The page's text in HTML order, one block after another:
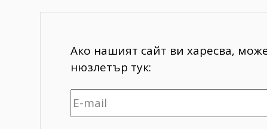
Ако нашият сайт ви харесва,
нюзлетър тук: